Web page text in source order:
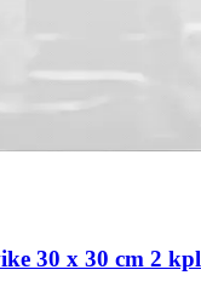
30 x 30 cm 2 kpl